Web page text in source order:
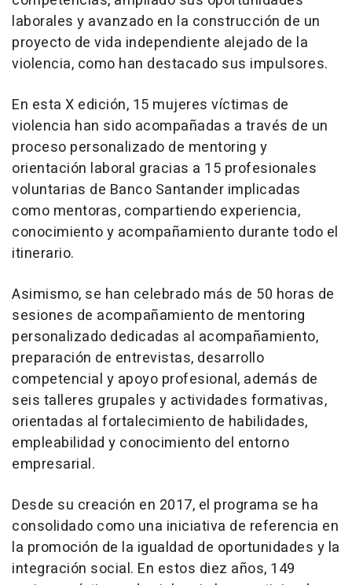
laborales y avanzado en la construcción de un
proyecto de vida independiente alejado de la
violencia, como han destacado sus impulsores.
En esta X edición, 15 mujeres víctimas de
violencia han sido acompañadas a través de un
proceso personalizado de mentoring y
orientación laboral gracias a 15 profesionales
voluntarias de Banco Santander implicadas
como mentoras, compartiendo experiencia,
conocimiento y acompañamiento durante todo el
itinerario.
Asimismo, se han celebrado más de 50 horas de
sesiones de acompañamiento de mentoring
personalizado dedicadas al acompañamiento,
preparación de entrevistas, desarrollo
competencial y apoyo profesional, además de
seis talleres grupales y actividades formativas,
orientadas al fortalecimiento de habilidades,
empleabilidad y conocimiento del entorno
empresarial.
Desde su creación en 2017, el programa se ha
consolidado como una iniciativa de referencia en
la promoción de la igualdad de oportunidades y la
integración social. En estos diez años, 149